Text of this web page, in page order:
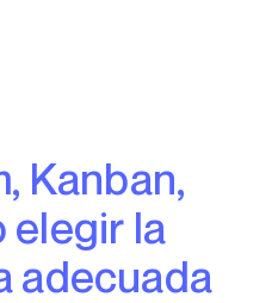
elegir la
adecuada